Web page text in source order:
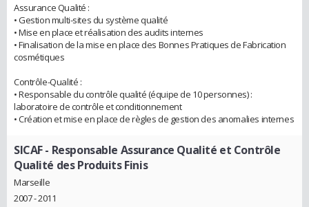
Assurance Qualité :
• Gestion multi-sites du système qualité
• Mise en place et réalisation des audits internes
• Finalisation de la mise en place des Bonnes Pratiques de Fabrication
cosmétiques
Contrôle-Qualité :
• Responsable du contrôle qualité (équipe de 10 personnes) :
laboratoire de contrôle et conditionnement
• Création et mise en place de règles de gestion des anomalies internes
SICAF- Responsable Assurance Qualité et Contrôle
Qualité des Produits Finis
Marseille
2007 - 2011